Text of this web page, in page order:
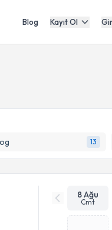
Blog Kayıt Ol
13
8 Ağu
Cmt